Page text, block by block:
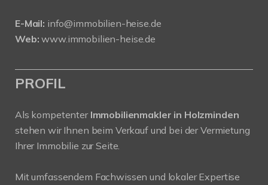
E-Mail: info@immobilien-heise.de
Web: www.immobilien-heise.de
PROFIL
Als kompetenter Immobilienmakler in Holzminden
stehen wir Ihnen beim Verkauf und bei der Vermietung
Ihrer Immobilie zur Seite.
Mit umfassendem Fachwissen und lokaler Expertise